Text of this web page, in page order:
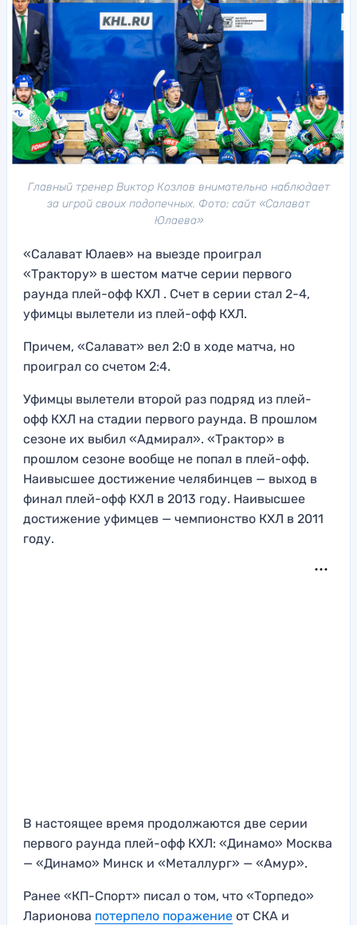
Главный тренер Виктор Козлов внимательно наблюдает
за игрой своих подопечных. Фото: сайт «Салават
Юлаева»
«Салават Юлаев» на выезде проиграл
«Трактору» в шестом матче серии первого
раунда плей-офф КХЛ . Счет в серии стал 2-4,
уфимцы вылетели из плей-офф КХЛ.
Причем, «Салават» вел 2:0 в ходе матча, но
проиграл со счетом 2:4.
Уфимцы вылетели второй раз подряд из плей-
офф КХЛ на стадии первого раунда. В прошлом
сезоне их выбил «Адмирал». «Трактор» в
прошлом сезоне вообще не попал в плей-офф.
Наивысшее достижение челябинцев — выход в
финал плей-офф КХЛ в 2013 году. Наивысшее
достижение уфимцев — чемпионство КХЛ в 2011
году.
В настоящее время продолжаются две серии
первого раунда плей-офф КХЛ: «Динамо» Москва
— «Динамо» Минск и «Металлург» — «Амур».
Ранее «КП-Спорт» писал о том, что «Торпедо»
Ларионова потерпело поражение от СКА и